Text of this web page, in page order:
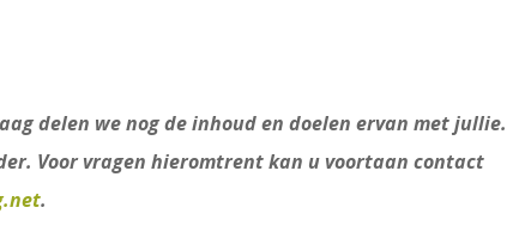
delen we nog de inhoud en doelen ervan met jullie.
Voor vragen hieromtrent kan u voortaan contact
.